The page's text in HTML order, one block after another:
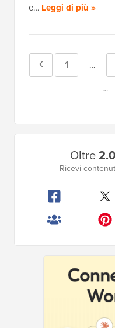
e… Leggi di più »
PaginaPagina
1
Pagine
omesse
…
…
Oltre
Ricevi